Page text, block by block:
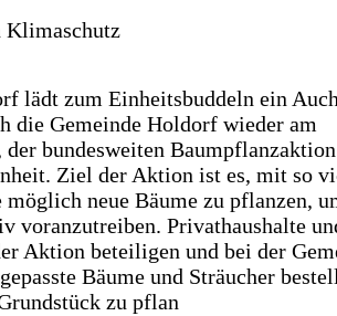
lädt zum Einheitsbuddeln ein
die Gemeinde Holdorf wieder am
bundesweiten
Ziel der Aktion ist es, mit so
neue Bäume zu pflanzen,
voranzutreiben. Privathaushalte
Aktion beteiligen und bei der
Bäume und Sträucher
zu pflan